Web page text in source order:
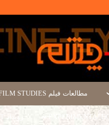
مطالعات فیلم FILM STUDIES
رویداد FILM EVENT